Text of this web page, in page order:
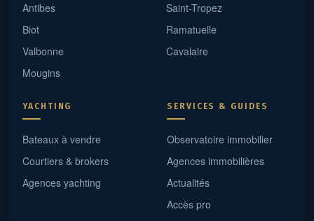
Antibes
Biot
Valbonne
Mougins
Saint-Tropez
Ramatuelle
Cavalaire
YACHTING
Bateaux à vendre
Courtiers & brokers
Agences yachting
SERVICES & GUIDES
Observatoire immobilier
Agences immobilières
Actualités
Accès pro